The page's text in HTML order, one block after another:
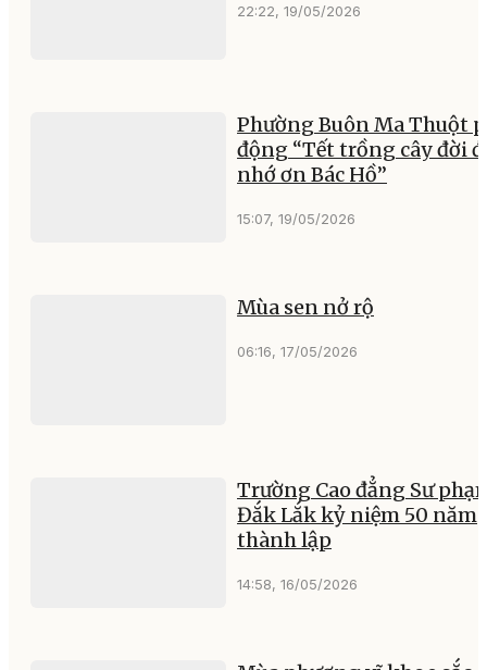
22:22, 19/05/2026
Phường Buôn Ma Thuột
động “Tết trồng cây đời
nhớ ơn Bác Hồ”
15:07, 19/05/2026
Mùa sen nở rộ
06:16, 17/05/2026
Trường Cao đẳng Sư
Đắk Lắk kỷ niệm 50 năm
thành lập
14:58, 16/05/2026